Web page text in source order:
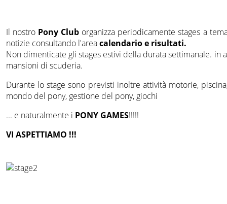
Il nostro Pony Club organizza periodicamente stages a
notizie consultando l'areacalendario e risultati.
Non dimenticate gli stages estivi della durata settimanale. in
mansioni di scuderia.
Durante lo stage sono previsti inoltre attività motorie,
mondo del pony, gestione del pony, giochi
... e naturalmente i PONY GAMES!!!!!
VI ASPETTIAMO !!!